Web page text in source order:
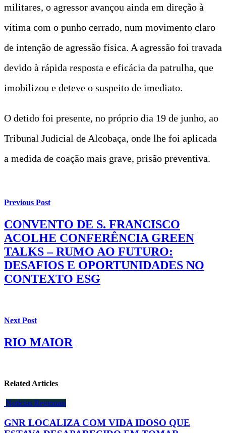
militares, o agressor avançou ainda em direção à
vítima com o punho cerrado, num movimento claro
de intenção de agressão física. A agressão foi travada
devido à rápida resposta e eficácia da patrulha, que
imobilizou e deteve o suspeito de imediato.
O detido foi presente, no próprio dia 19 de junho, ao
Tribunal Judicial de Alcobaça, onde lhe foi aplicada
a medida de coação mais grave, prisão preventiva.
Previous Post
CONVENTO DE S. FRANCISCO
ACOLHE CONFERÊNCIA GREEN
TALKS – RUMO AO FUTURO:
DESAFIOS E OPORTUNIDADES NO
CONTEXTO ESG
Next Post
RIO MAIOR
Related Articles
Notícias Regionais
GNR LOCALIZA COM VIDA IDOSO QUE